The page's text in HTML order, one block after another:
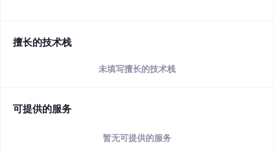
擅长的技术栈
未填写擅长的技术栈
可提供的服务
暂无可提供的服务